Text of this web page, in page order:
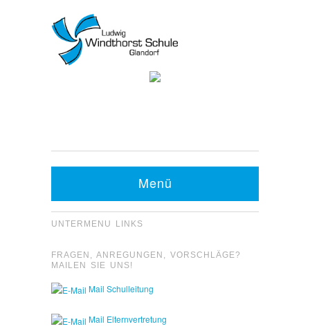
Fax: 05426 9480-20
Menü
UNTERMENU LINKS
FRAGEN, ANREGUNGEN, VORSCHLÄGE?
MAILEN SIE UNS!
Mail Schulleitung
Mail Elternvertretung